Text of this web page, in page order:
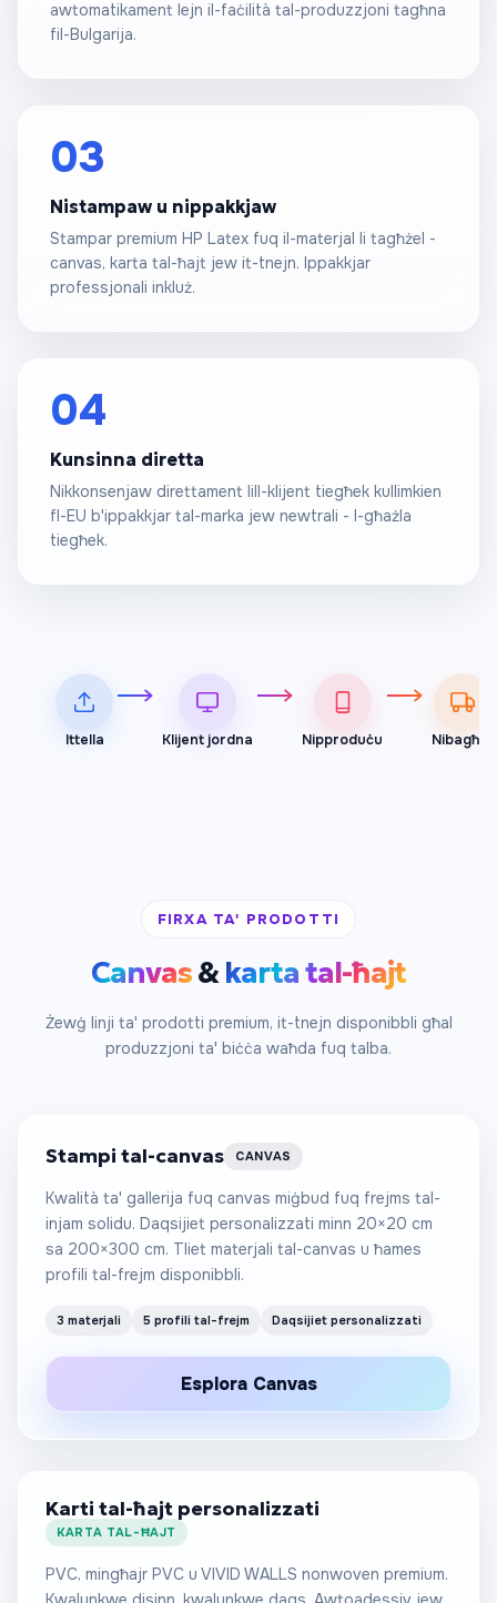
awtomatikament lejn il-faċilità tal-produzzjoni tagħna
fil-Bulgarija.
03
Nistampaw u nippakkjaw
Stampar premium HP Latex fuq il-materjal li tagħżel -
canvas, karta tal-ħajt jew it-tnejn. Ippakkjar
professjonali inkluż.
04
Kunsinna diretta
Nikkonsenjaw direttament lill-klijent tiegħek kullimkien
fl-EU b'ippakkjar tal-marka jew newtrali - l-għażla
tiegħek.
Ittella Klijent jordna Nipproduċu Nibagħtu
FIRXA TA' PRODOTTI
Canvas& karta tal-ħajt
Żewġ linji ta' prodotti premium, it-tnejn disponibbli għal
produzzjoni ta' biċċa waħda fuq talba.
Minn €60
Stampi tal-canvas CANVAS
Kwalità ta' gallerija fuq canvas miġbud fuq frejms tal-
injam solidu. Daqsijiet personalizzati minn 20×20 cm
sa 200×300 cm. Tliet materjali tal-canvas u ħames
profili tal-frejm disponibbli.
3 materjali 5 profili tal-frejm Daqsijiet personalizzati
Esplora CanvasMinn €25
Karti tal-ħajt personalizzati
KARTA TAL-ĦAJT
PVC, mingħajr PVC u VIVID WALLS nonwoven premium.